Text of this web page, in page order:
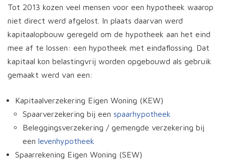
Tot 2013 kozen veel mensen voor een hypotheek waarop
niet direct werd afgelost. In plaats daarvan werd
kapitaalopbouw geregeld om de hypotheek aan het eind
mee af te lossen: een hypotheek met eindaflossing. Dat
kapitaal kon belastingvrij worden opgebouwd als gebruik
gemaakt werd van een:
Kapitaalverzekering Eigen Woning (KEW)
Spaarverzekering bij een spaarhypotheek
Beleggingsverzekering / gemengde verzekering bij
een levenhypotheek
Spaarrekening Eigen Woning (SEW)